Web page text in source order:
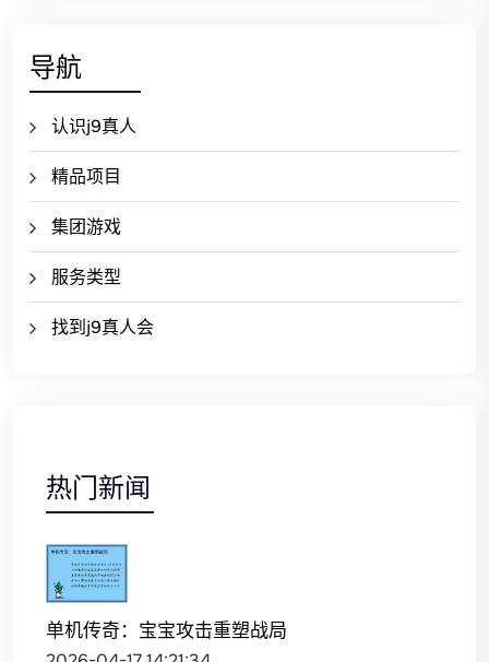
导航
认识j9真人
精品项目
集团游戏
服务类型
找到j9真人会
热门新闻
单机传奇：宝宝攻击重塑战局